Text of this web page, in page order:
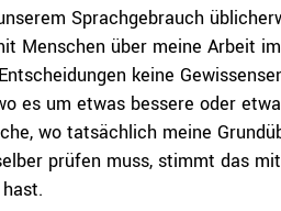
Sprachgebrauch
Menschen über meine Arbeit
keine
es um etwas bessere oder
wo tatsächlich meine
prüfen muss, stimmt das